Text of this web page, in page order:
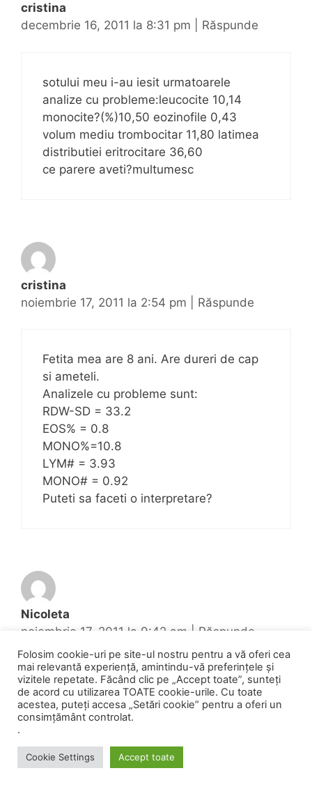
cristina
decembrie 16, 2011 la 8:31 pm
Răspunde
sotului meu i-au iesit urmatoarele
analize cu probleme:leucocite 10,14
monocite?(%)10,50 eozinofile 0,43
volum mediu trombocitar 11,80 latimea
distributiei eritrocitare 36,60
ce parere aveti?multumesc
cristina
noiembrie 17, 2011 la 2:54 pm
Răspunde
Fetita mea are 8 ani. Are dureri de cap
si ameteli.
Analizele cu probleme sunt:
RDW-SD = 33.2
EOS% = 0.8
MONO%=10.8
LYM# = 3.93
MONO# = 0.92
Puteti sa faceti o interpretare?
Nicoleta
noiembrie 17, 2011 la 9:42 am | Răspunde
Buna ziua iam facut baietatul meu de 8
ani analizele pt ca varsa si are diaree nu
are pofta de mancare
520 vsh 45 si fribrinogemie 405 dupa
Folosim cookie-uri pe site-ul nostru pentru a vă oferi cea
mai relevantă experiență, amintindu-vă preferințele și
vizitele repetate. Făcând clic pe „Accept toate”, sunteți
de acord cu utilizarea TOATE cookie-urile. Cu toate
acestea, puteți accesa „Setări cookie” pentru a oferi un
consimțământ controlat.
.
Cookie Settings Accept toate